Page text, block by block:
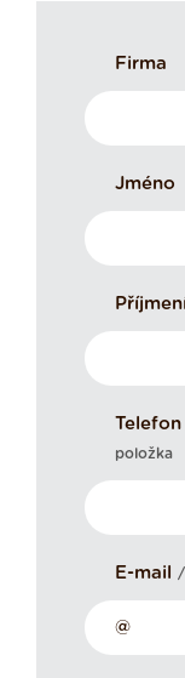
Firma
Jméno
Telefon
položka
E-mail